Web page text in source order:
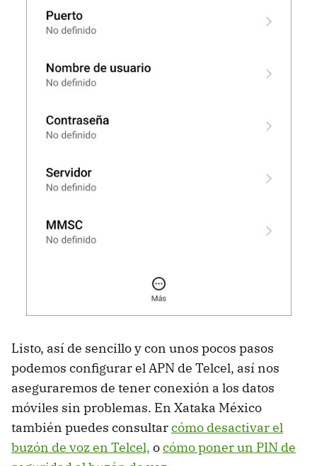
Listo, así de sencillo y con unos pocos pasos
podemos configurar el APN de Telcel, así nos
aseguraremos de tener conexión a los datos
móviles sin problemas. En Xataka México
también puedes consultarcómo desactivar el
buzón de voz en Telcel, ocómo poner un PIN de